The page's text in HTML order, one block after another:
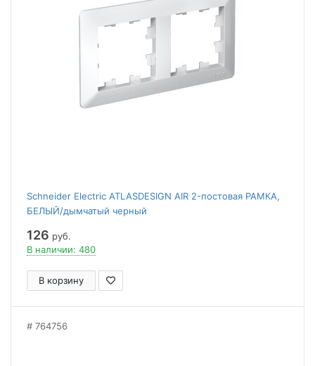
Schneider Electric ATLASDESIGN AIR 2-постовая РАМКА,
БЕЛЫЙ/дымчатый черный
126 руб.
В наличии: 480
В корзину
764756